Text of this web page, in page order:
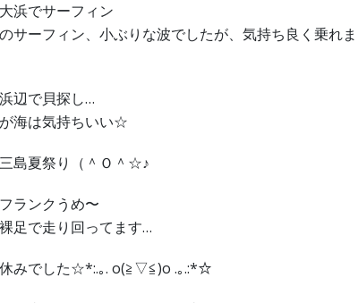
浜でサーフィン
サーフィン、小ぶりな波でしたが、気持ち良く乗れま
辺で貝探し…
海は気持ちいい☆
島夏祭り（＾Ｏ＾☆♪
ランクうめ〜
足で走り回ってます…
みでした☆*:.｡. o(≧▽≦)o .｡.:*☆